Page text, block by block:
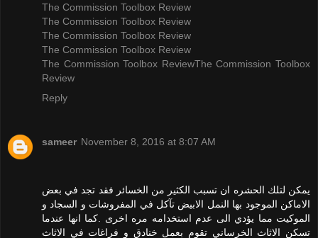
The Commission Toolbox Review
The Commission Toolbox Review
The Commission Toolbox Review
The Commission Toolbox Review
The Commission Toolbox ReviewThe Commission Toolbox
Review
Reply
sameer November 8, 2016 at 8:07 AM
يمكن لتلك الحشره ان تسبب الكثير من الخسائر فقد تجد في بعض
الاماكن الموجود بها النمل الابيض تآكل في المفروشات و السجاد و
الموكيت مما يؤدي الى عدم استخدامه مره اخرى .كما انها عندما
تسكن الاثاث الخرساني تقوم بعمل خنادق و فراغات في الاثاث